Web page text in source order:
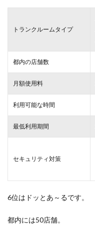
トランクルームタイプ
都内の店舗数
月額使用料
利用可能な時間
最低利用期間
セキュリティ対策
6位はドッとあ～るです。
都内には50店舗。